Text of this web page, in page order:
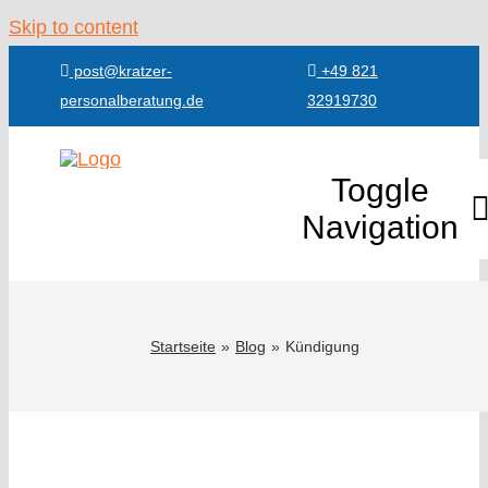
Skip to content
post@kratzer-
personalberatung.de
+49 821
32919730
Toggle
Navigation
Startseite Blog Kündigung